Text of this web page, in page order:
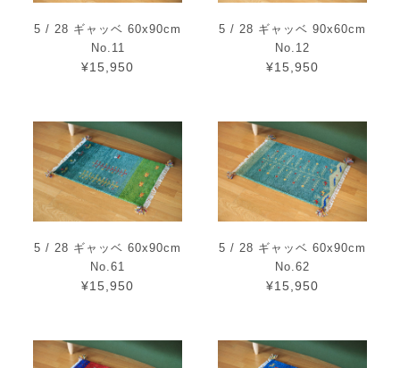
5 / 28 ギャッベ 60x90cm
No.11
¥15,950
5 / 28 ギャッベ 90x60cm
No.12
¥15,950
5 / 28 ギャッベ 60x90cm
No.61
¥15,950
5 / 28 ギャッベ 60x90cm
No.62
¥15,950